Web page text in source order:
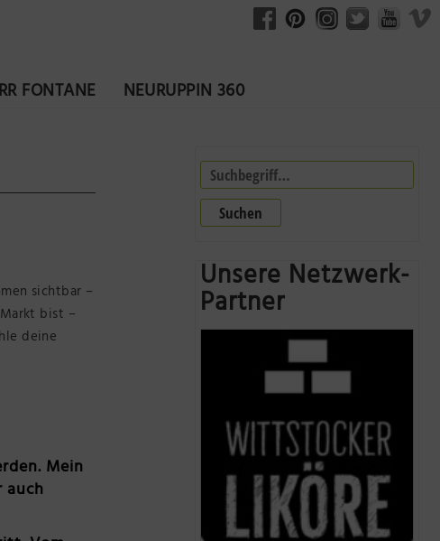
FONTANE NEURUPPIN 360
sichtbar –
bist –
deine
Mein
Suchen
Unsere Netzwerk-
Partner